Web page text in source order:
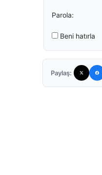
Parola:
Beni hatırla
Paylaş: